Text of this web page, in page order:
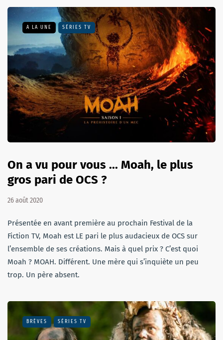
A LA UNE SÉRIES TV
On a vu pour vous ... Moah, le plus
gros pari de OCS ?
26 août 2020
Présentée en avant première au prochain Festival de la
Fiction TV, Moah est LE pari le plus audacieux de OCS sur
l’ensemble de ses créations. Mais à quel prix ? C’est quoi
Moah ? MOAH. Différent. Une mère qui s’inquiète un peu
trop. Un père absent.
BRÈVES SÉRIES TV